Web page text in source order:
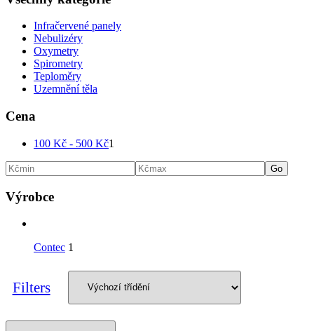
Infračervené panely
Nebulizéry
Oxymetry
Spirometry
Teploměry
Uzemnění těla
Cena
100 Kč - 500 Kč1
Go
Výrobce
Contec 1
Filters